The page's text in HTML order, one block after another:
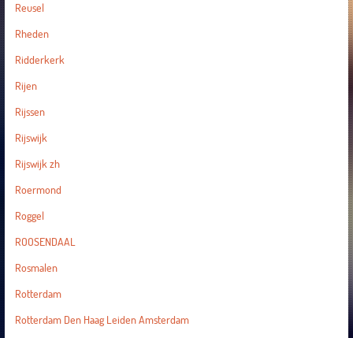
Reusel
Rheden
Ridderkerk
Rijen
Rijssen
Rijswijk
Rijswijk zh
Roermond
Roggel
ROOSENDAAL
Rosmalen
Rotterdam
Rotterdam Den Haag Leiden Amsterdam